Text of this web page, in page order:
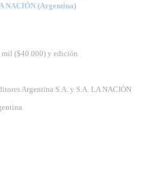
NACIÓN (Argentina)
mil ($40.000) y edición
Argentina S.A. y S.A. LA NACIÓN